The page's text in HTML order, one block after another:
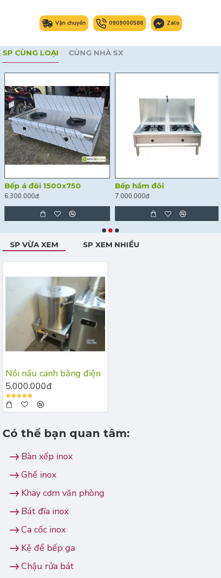
Vận chuyển 0909000586 Zalo
SP CÙNG LOẠI CÙNG NHÀ SX
Bếp á đôi 1500x750
6.300.000đ
Bếp hầm đôi
7.000.000đ
SP VỪA XEM SP XEM NHIỀU
Nồi nấu canh bằng điện
5.000.000đ
Có thể bạn quan tâm:
Bàn xếp inox
Ghế inox
Khay cơm văn phòng
Bát đĩa inox
Ca cốc inox
Kệ để bếp ga
Chậu rửa bát